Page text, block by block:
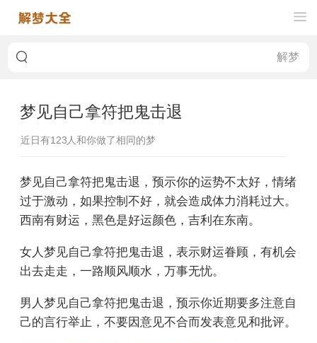
梦见自己拿符把鬼击退
近日有123人和你做了相同的梦
梦见自己拿符把鬼击退，预示你的运势不太好，情绪
过于激动，如果控制不好，就会造成体力消耗过大。
西南有财运，黑色是好运颜色，吉利在东南。
女人梦见自己拿符把鬼击退，表示财运眷顾，有机会
出去走走，一路顺风顺水，万事无忧。
男人梦见自己拿符把鬼击退，预示你近期要多注意自
己的言行举止，不要因意见不合而发表意见和批评。